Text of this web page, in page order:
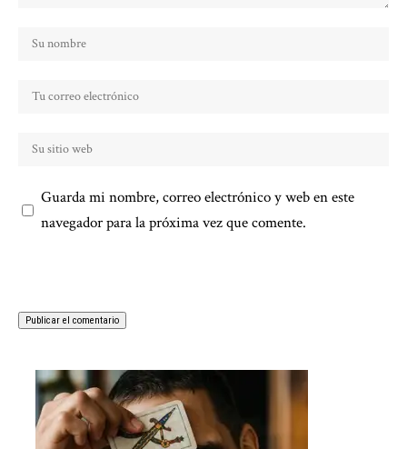
Guarda mi nombre, correo electrónico y web en este
navegador para la próxima vez que comente.